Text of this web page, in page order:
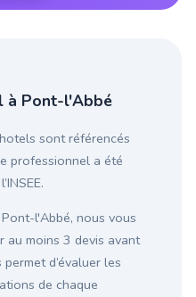
à Pont-l'Abbé
sont référencés
professionnel a été
l'Abbé, nous vous
au moins 3 devis avant
d’évaluer les
de chaque